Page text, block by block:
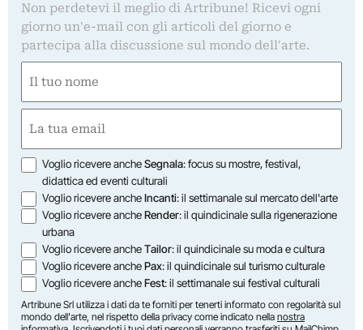
Non perdetevi il meglio di Artribune! Ricevi ogni
giorno un'e-mail con gli articoli del giorno e
partecipa alla discussione sul mondo dell'arte.
(Required)
First
(Required)
Opzioni
Voglio ricevere ancheSegnala: focus su mostre, festival,
didattica ed eventi culturali
Voglio ricevere ancheIncanti: il settimanale sul mercato dell'arte
Voglio ricevere ancheRender: il quindicinale sulla rigenerazione
urbana
Voglio ricevere ancheTailor: il quindicinale su moda e cultura
Voglio ricevere anchePax: il quindicinale sul turismo culturale
Voglio ricevere ancheFest: il settimanale sui festival culturali
Artribune Srl utilizza i dati da te forniti per tenerti informato con regolarità sul
mondo dell'arte, nel rispetto della privacy come indicato nella nostra